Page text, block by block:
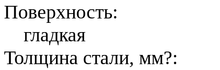
Поверхность:
гладкая
Толщина стали, мм?: